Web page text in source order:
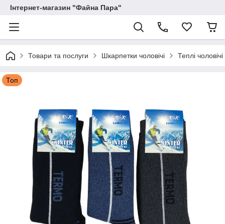
Інтернет-магазин "Файна Пара"
Товари та послуги Шкарпетки чоловічі Теплі
Топ